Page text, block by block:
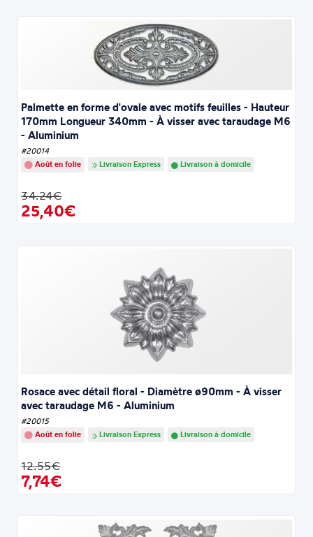
Palmette en forme d'ovale avec motifs feuilles - Hauteur
170mm Longueur 340mm - À visser avec taraudage M6
- Aluminium
#20014
Août en folie
Livraison Express Livraison à domicile
34.24€
25,40€
Rosace avec détail floral - Diamètre ø90mm - À visser
avec taraudage M6 - Aluminium
#20015
Août en folie
Livraison Express Livraison à domicile
12.55€
7,74€